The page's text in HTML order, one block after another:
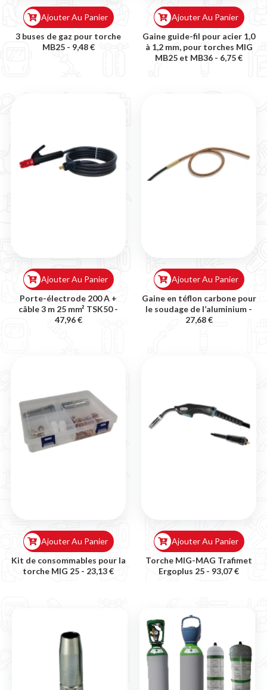
3 buses de gaz pour torche
MB25 - 9,48 €
Ajouter Au Panier
Gaine guide-fil pour acier 1,0
à 1,2 mm, pour torches MIG
MB25 et MB36 - 6,75 €
Ajouter Au Panier
Porte-électrode 200 A +
câble 3 m 25 mm² TSK50 -
47,96 €
Ajouter Au Panier
Gaine en téflon carbone pour
le soudage de l’aluminium -
27,68 €
Ajouter Au Panier
Kit de consommables pour la
torche MIG 25 - 23,13 €
Ajouter Au Panier
Torche MIG-MAG Trafimet
Ergoplus 25 - 93,07 €
Ajouter Au Panier